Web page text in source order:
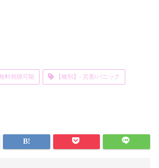
料視聴可能 【種別】- 災害/パニック